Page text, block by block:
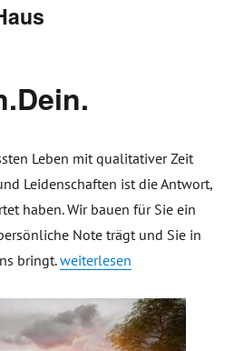
Leben mit qualitativer Zeit
Leidenschaften ist die Antwort,
haben. Wir bauen für Sie ein
Note trägt und Sie in
bringt.„Klein.Fein.Dein.“
weiterlesen